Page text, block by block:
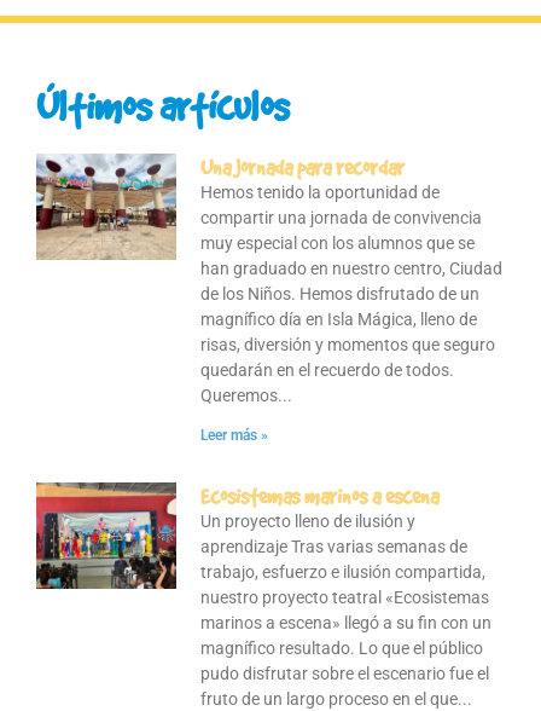
Últimos artículos
Una jornada para recordar
Hemos tenido la oportunidad de
compartir una jornada de convivencia
muy especial con los alumnos que se
han graduado en nuestro centro, Ciudad
de los Niños. Hemos disfrutado de un
magnífico día en Isla Mágica, lleno de
risas, diversión y momentos que seguro
quedarán en el recuerdo de todos.
Queremos
Leer más »
Ecosistemas marinos a escena
Un proyecto lleno de ilusión y
aprendizaje Tras varias semanas de
trabajo, esfuerzo e ilusión compartida,
nuestro proyecto teatral «Ecosistemas
marinos a escena» llegó a su fin con un
magnífico resultado. Lo que el público
pudo disfrutar sobre el escenario fue el
fruto de un largo proceso en el que